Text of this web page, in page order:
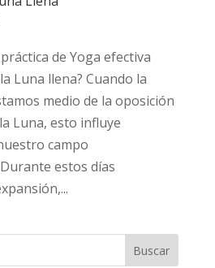
de Yoga efectiva
Luna llena? Cuando la
medio de la oposición
Luna, esto influye
campo
estos días